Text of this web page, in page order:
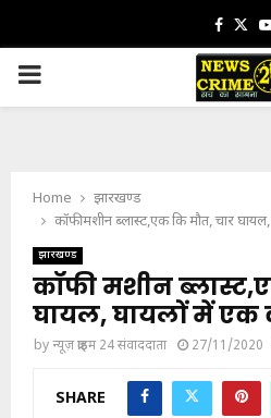
PRIMARY
Home
झारखण्ड
कॉफी मशीन ब्लास्ट,एक कि मौत, चार
झारखण्ड
कॉफी मशीन
घायल, घायलों में एक
byन्यूज़ क्राइम 24 संवाददाता 27/11/2020
SHARE